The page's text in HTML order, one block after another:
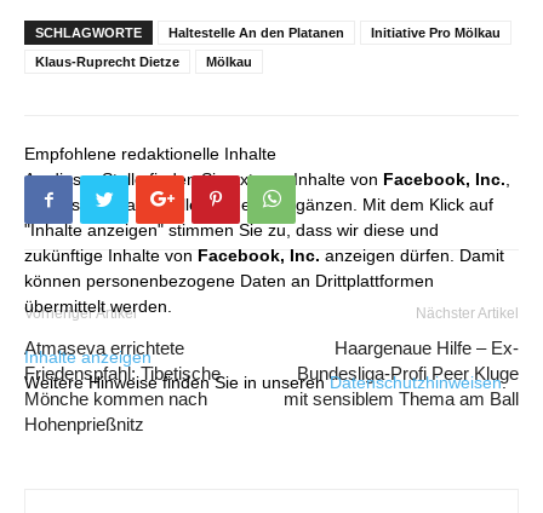
SCHLAGWORTE Haltestelle An den Platanen
Initiative Pro Mölkau
Klaus-Ruprecht Dietze
Mölkau
Empfohlene redaktionelle Inhalte
An dieser Stelle finden Sie externe Inhalte von Facebook, Inc.
die unser redaktionelles Angebot ergänzen. Mit dem Klick auf
"Inhalte anzeigen" stimmen Sie zu, dass wir diese und
zukünftige Inhalte von Facebook, Inc. anzeigen dürfen. Damit
können personenbezogene Daten an Drittplattformen
übermittelt werden.
Inhalte anzeigen
Weitere Hinweise finden Sie in unserenDatenschutzhinweisen.
Vorheriger Artikel
Atmaseva errichtete
Friedenspfahl: Tibetische
Mönche kommen nach
Hohenprießnitz
Nächster Artikel
Haargenaue Hilfe – Ex-
Bundesliga-Profi Peer Kluge
mit sensiblem Thema am Ball